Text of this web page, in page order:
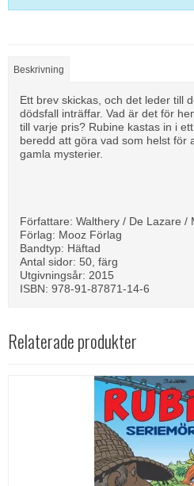
Beskrivning
Ett brev skickas, och det leder till
dödsfall inträffar. Vad är det för
till varje pris? Rubine kastas in i
beredd att göra vad som helst för
gamla mysterier.
Författare: Walthery / De Lazare /
Förlag: Mooz Förlag
Bandtyp: Häftad
Antal sidor: 50, färg
Utgivningsår: 2015
ISBN: 978-91-87871-14-6
Relaterade produkter